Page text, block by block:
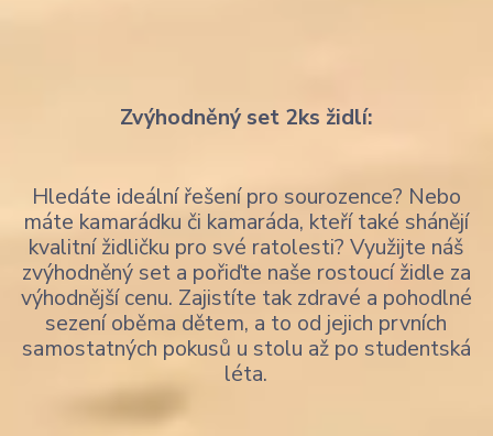
Zvýhodněný set 2ks židlí:
Hledáte ideální řešení pro sourozence? Nebo
máte kamarádku či kamaráda, kteří také shánějí
kvalitní židličku pro své ratolesti? Využijte náš
zvýhodněný set a pořiďte naše rostoucí židle za
výhodnější cenu. Zajistíte tak zdravé a pohodlné
sezení oběma dětem, a to od jejich prvních
samostatných pokusů u stolu až po studentská
léta.